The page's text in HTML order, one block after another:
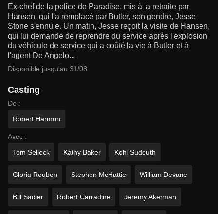
Ex-chef de la police de Paradise, mis à la retraite par
Hansen, qui l'a remplacé par Butler, son gendre, Jesse
Stone s'ennuie. Un matin, Jesse reçoit la visite de Hansen,
qui lui demande de reprendre du service après l'explosion
du véhicule de service qui a coûté la vie à Butler et à
l'agent De Angelo...
Disponible jusqu'au 31/08
Casting
De :
Robert Harmon
Avec :
Tom Selleck
Kathy Baker Kohl Sudduth
Gloria Reuben Stephen McHattie William Devane
Bill Sadler Robert Carradine Jeremy Akerman